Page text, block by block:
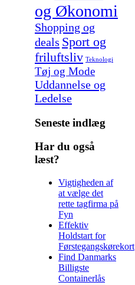
og Økonomi
Shopping og
deals Sport og
friluftsliv Teknologi
Tøj og Mode
Uddannelse og
Ledelse
Seneste indlæg
Har du også
læst?
Vigtigheden af
at vælge det
rette tagfirma på
Fyn
Effektiv
Holdstart for
Førstegangskørekort
Find Danmarks
Billigste
Containerlås